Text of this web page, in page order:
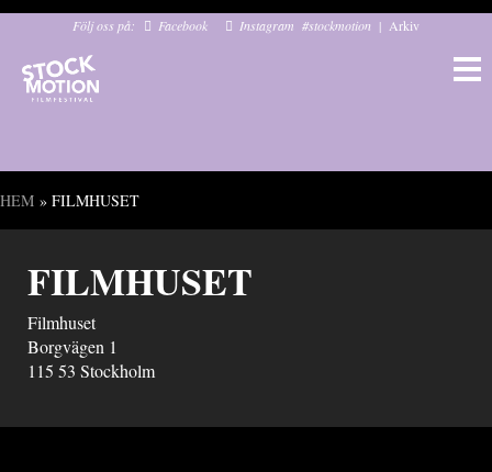
Följ oss på:
Facebook Instagram #stockmotion | Arkiv
Du är här
HEM » FILMHUSET
FILMHUSET
Filmhuset
Borgvägen 1
115 53 Stockholm